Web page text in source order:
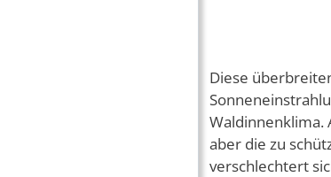
Diese
Waldinnenklima.
aber die zu
verschlechtert